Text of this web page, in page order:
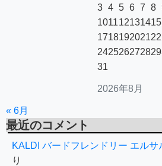
2026年8月
3 4 5 6 7 8
101112131415
171819202122
242526272829
31
« 6月
最近のコメント
KALDI バードフレンドリー エルサ
り